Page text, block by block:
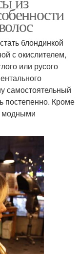
блондинкой
с окислителем,
или русого
самостоятельный
постепенно. Кроме
модными